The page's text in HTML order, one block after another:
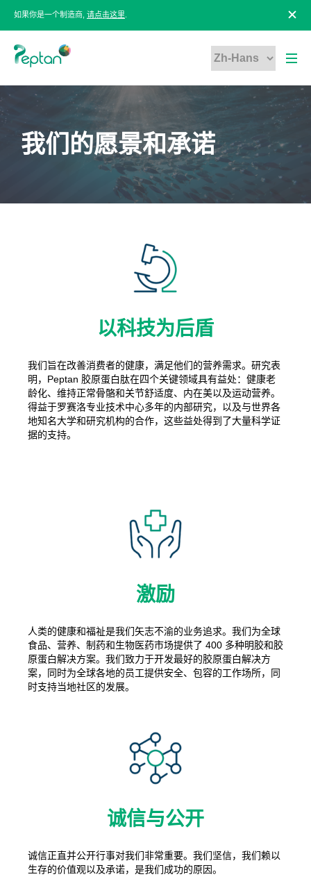
如果你是一个制造商, 请点击这里
我们的愿景和承诺
以科技为后盾
我们旨在改善消费者的健康，满足他们的营养需求。研究表
明，Peptan 胶原蛋白肽在四个关键领域具有益处：健康老
龄化、维持正常骨骼和关节舒适度、内在美以及运动营养。
得益于罗赛洛专业技术中心多年的内部研究，以及与世界各
地知名大学和研究机构的合作，这些益处得到了大量科学证
据的支持。
激励
人类的健康和福祉是我们矢志不渝的业务追求。我们为全球
食品、营养、制药和生物医药市场提供了 400 多种明胶和胶
原蛋白解决方案。我们致力于开发最好的胶原蛋白解决方
案，同时为全球各地的员工提供安全、包容的工作场所，同
时支持当地社区的发展。
诚信与公开
诚信正直并公开行事对我们非常重要。我们坚信，我们赖以
生存的价值观以及承诺，是我们成功的原因。